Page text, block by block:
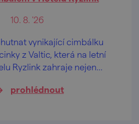
10. 8. '26
vynikající cimbálku
z Valtic, která na letní
Ryzlink zahraje nejen
prohlédnout